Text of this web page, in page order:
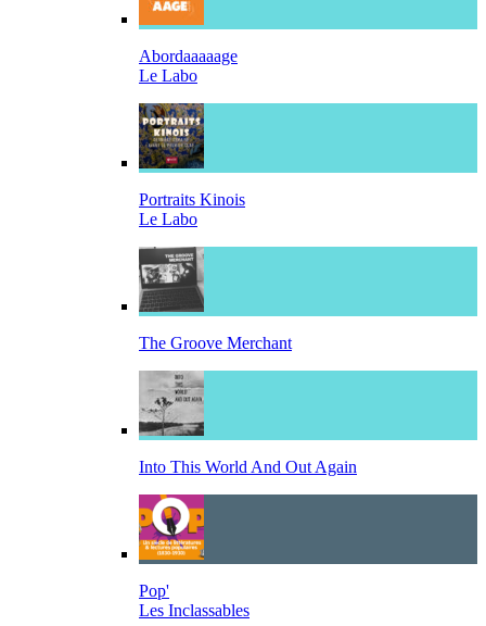
Abordaaaaage
Le Labo
Portraits Kinois
Le Labo
The Groove Merchant
Into This World And Out Again
Pop'
Les Inclassables